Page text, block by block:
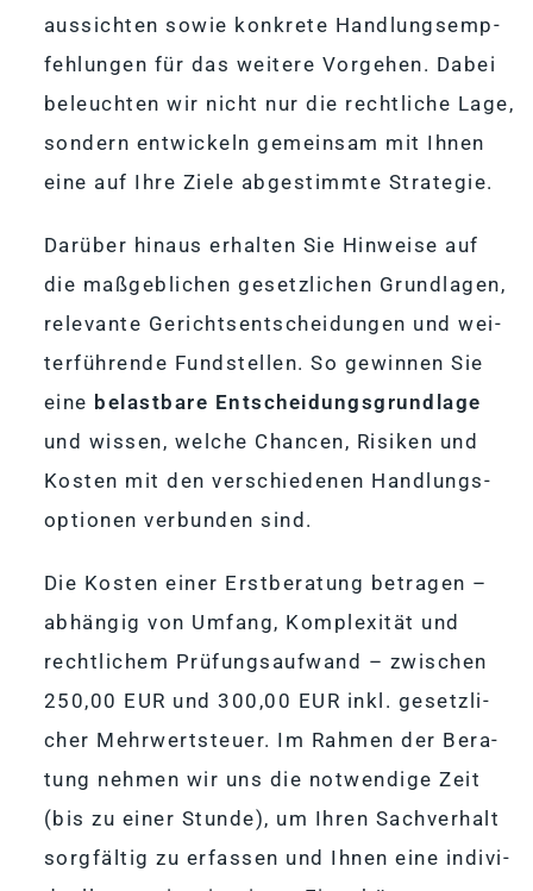
aus­sich­ten so­wie kon­krete Hand­lungs­emp­
feh­lun­gen für das wei­tere Vor­ge­hen. Da­bei
be­leuch­ten wir nicht nur die recht­li­che Lage,
son­dern ent­wi­ckeln ge­mein­sam mit Ih­nen
eine auf Ihre Ziele ab­ge­stimmte Strategie.
Dar­über hin­aus er­hal­ten Sie Hin­weise auf
die maß­geb­li­chen ge­setz­li­chen Grund­la­gen,
re­le­vante Ge­richts­ent­schei­dun­gen und wei­
ter­füh­rende Fund­stel­len. So ge­win­nen Sie
eine be­last­bare Ent­schei­dungs­grund­lage
und wis­sen, wel­che Chan­cen, Ri­si­ken und
Kos­ten mit den ver­schie­de­nen Hand­lungs­
op­tio­nen ver­bun­den sind.
Die Kos­ten ei­ner Erst­be­ra­tung be­tra­gen –
ab­hän­gig von Um­fang, Kom­ple­xi­tät und
recht­li­chem Prü­fungs­auf­wand – zwi­schen
250,00 EUR und300 ,00 EUR inkl. ge­setz­li­
cher Mehr­wert­steuer. Im Rah­men der Be­ra­
tung neh­men wir uns die not­wen­dige Zeit
(bis zu ei­ner Stunde), um Ih­ren Sach­ver­halt
sorg­fäl­tig zu er­fas­sen und Ih­nen eine in­di­vi­